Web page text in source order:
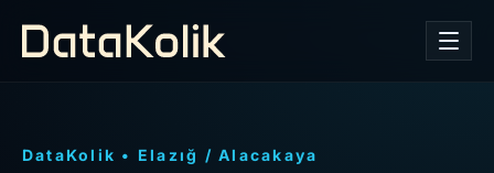
DataKolik • Elazığ /Alacakaya